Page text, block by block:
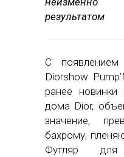
результатом
С
Diorshow
ранее
дома Dior,
значение,
бахрому,
Футляр